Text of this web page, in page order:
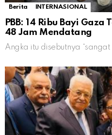
Berita INTERNASIONAL
PBB: 14 Ribu Bayi Gaza
48 Jam Mendatang
Angka itu disebutnya “sangat